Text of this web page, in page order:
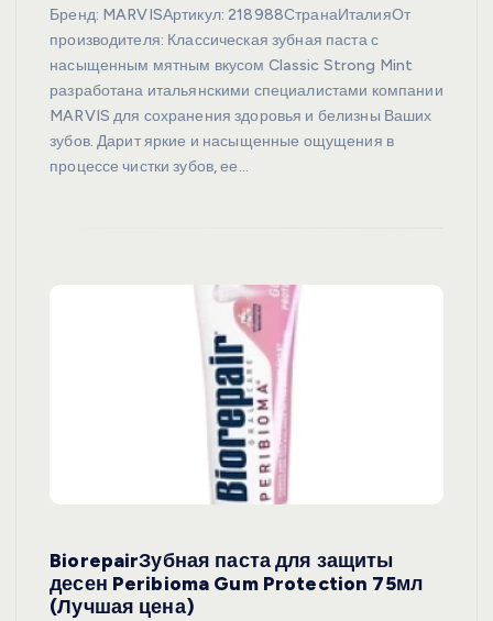
Бренд: MARVISАртикул: 218988СтранаИталияОт
производителя: Классическая зубная паста с
насыщенным мятным вкусом Classic Strong Mint
разработана итальянскими специалистами компании
MARVIS для сохранения здоровья и белизны Ваших
зубов. Дарит яркие и насыщенные ощущения в
процессе чистки зубов, ее…
BiorepairЗубная паста для защиты
десен Peribioma Gum Protection 75мл
(Лучшая цена)